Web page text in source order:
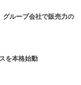
グループ会社で販売力の
を本格始動